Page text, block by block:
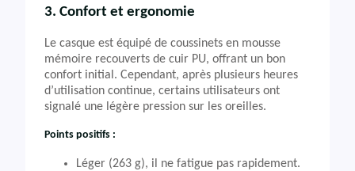
3. Confort et ergonomie
Le casque est équipé de coussinets en mousse
mémoire recouverts de cuir PU, offrant un bon
confort initial. Cependant, après plusieurs heures
d’utilisation continue, certains utilisateurs ont
signalé une légère pression sur les oreilles.
Points positifs :
Léger (263 g), il ne fatigue pas rapidement.